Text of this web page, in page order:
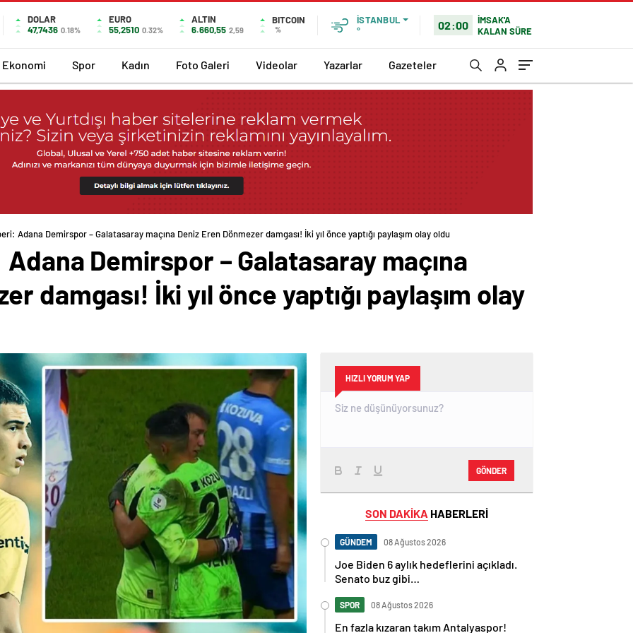
DOLAR
47,7436 0.18%
EURO
55,2510 0.32%
ALTIN
6.660,55 2,59
BITCOIN
%
İSTANBUL
°
02:00
İMSAK'A
KALAN SÜRE
Ekonomi Spor Kadın Foto Galeri Videolar Yazarlar Gazeteler
Adana Demirspor – Galatasaray maçına Deniz Eren Dönmezer damgası! İki yıl önce yaptığı paylaşım olay oldu
Demirspor – Galatasaray maçına
damgası! İki yıl önce yaptığı paylaşım olay
HIZLI YORUM YAP
GÖNDER
SON DAKİKA HABERLERİ
GÜNDEM 08 Ağustos 2026
Joe Biden 6 aylık hedeflerini açıkladı.
Senato buz gibi…
SPOR 08 Ağustos 2026
En fazla kızaran takım Antalyaspor!